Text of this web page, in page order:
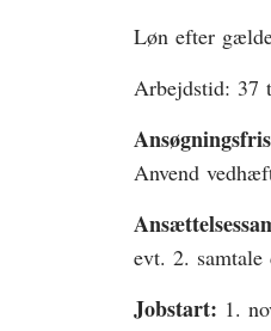
Løn efter
Arbejdstid: 37
Anvend
evt. 2. samtale
Jobstart: 1.